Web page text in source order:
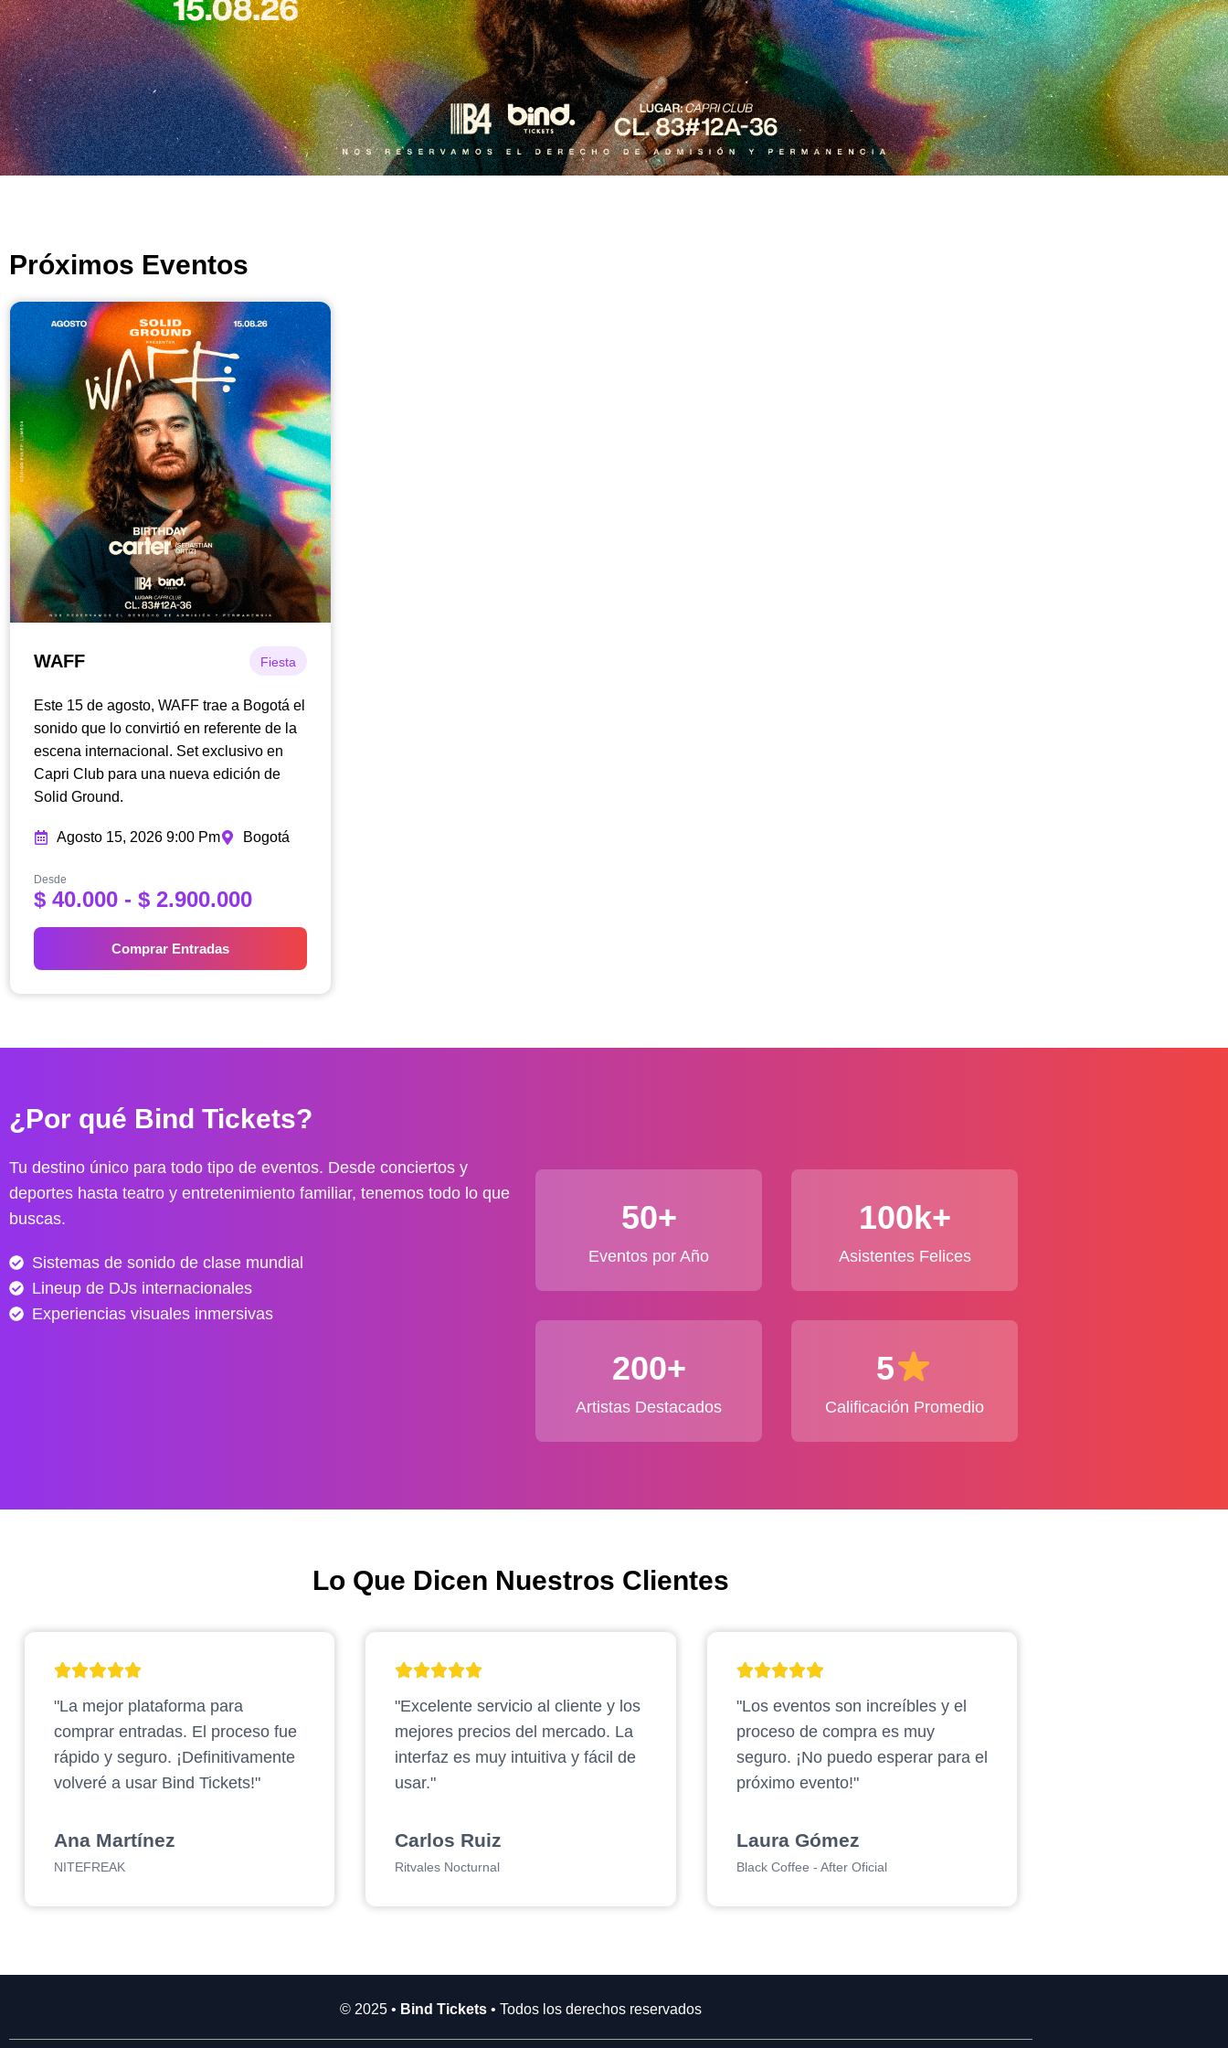
Próximos Eventos
WAFF Fiesta
Este 15 de agosto, WAFF trae a Bogotá el
sonido que lo convirtió en referente de la
escena internacional. Set exclusivo en
Capri Club para una nueva edición de
Solid Ground.
Agosto 15, 2026 9:00 Pm Bogotá
Desde
$ 40.000 - $ 2.900.000R
g
p
c
o
s
:
s
d
e
h
0
0
.
Comprar Entradas
¿Por qué Bind Tickets?
Tu destino único para todo tipo de eventos. Desde conciertos y
deportes hasta teatro y entretenimiento familiar, tenemos todo lo que
buscas.
Sistemas de sonido de clase mundial
Lineup de DJs internacionales
Experiencias visuales inmersivas
50+
Eventos por Año
100k+
Asistentes Felices
200+
Artistas Destacados
5
Calificación Promedio
Lo Que Dicen Nuestros Clientes
"La mejor plataforma para
comprar entradas. El proceso fue
rápido y seguro. ¡Definitivamente
volveré a usar Bind Tickets!"
Ana Martínez
NITEFREAK
"Excelente servicio al cliente y los
mejores precios del mercado. La
interfaz es muy intuitiva y fácil de
usar."
Carlos Ruiz
Ritvales Nocturnal
"Los eventos son increíbles y el
proceso de compra es muy
seguro. ¡No puedo esperar para el
próximo evento!"
Laura Gómez
Black Coffee - After Oficial
© 2025 • Bind Tickets • Todos los derechos reservados